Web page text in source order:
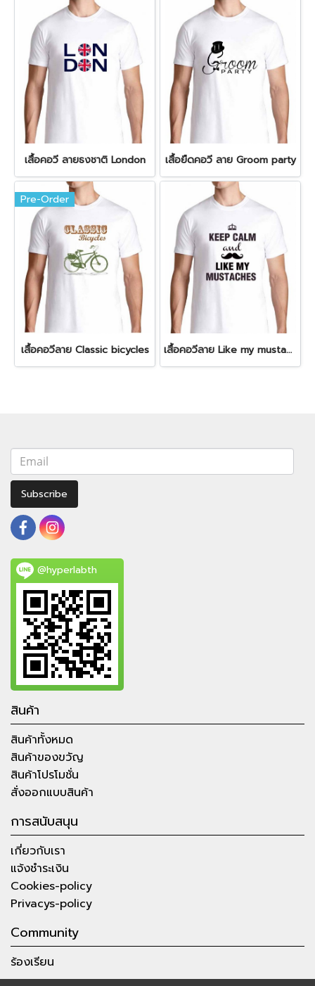
เสื้อคอวี ลายธงชาติ London เสื้อยืดคอวี ลาย Groom party
Pre-Order
เสื้อคอวีลาย Classic bicycles เสื้อคอวีลาย Like my mustaches
Subscribe
@hyperlabth
สินค้า
สินค้าทั้งหมด
สินค้าของขวัญ
สินค้าโปรโมชั่น
สั่งออกแบบสินค้า
การสนับสนุน
เกี่ยวกับเรา
แจ้งชำระเงิน
Cookies-policy
Privacys-policy
Community
ร้องเรียน